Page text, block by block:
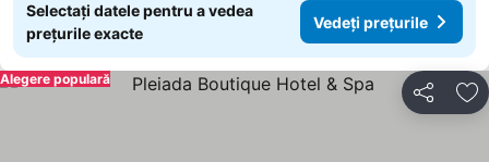
Selectați datele pentru a vedea
prețurile exacte
Vedeți prețurile
Distribuiți
Alegere populară